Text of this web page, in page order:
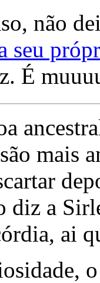
não
seu
É
mais
diz a
ai